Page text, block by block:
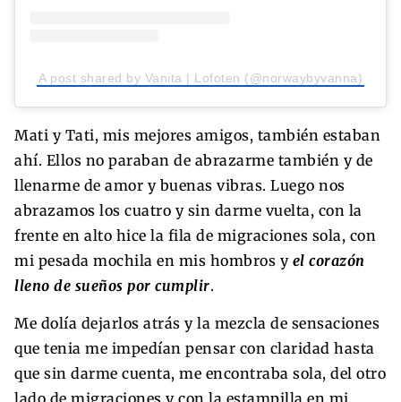
A post shared by Vanita | Lofoten (@norwaybyvanna)
Mati y Tati, mis mejores amigos, también estaban
ahí. Ellos no paraban de abrazarme también y de
llenarme de amor y buenas vibras. Luego nos
abrazamos los cuatro y sin darme vuelta, con la
frente en alto hice la fila de migraciones sola, con
mi pesada mochila en mis hombros y el corazón
lleno de sueños por cumplir.
Me dolía dejarlos atrás y la mezcla de sensaciones
que tenia me impedían pensar con claridad hasta
que sin darme cuenta, me encontraba sola, del otro
lado de migraciones y con la estampilla en mi